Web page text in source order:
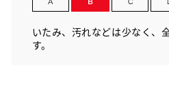
いたみ、汚れなどは少なく、
す。